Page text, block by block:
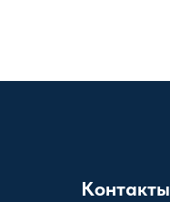
Контакты